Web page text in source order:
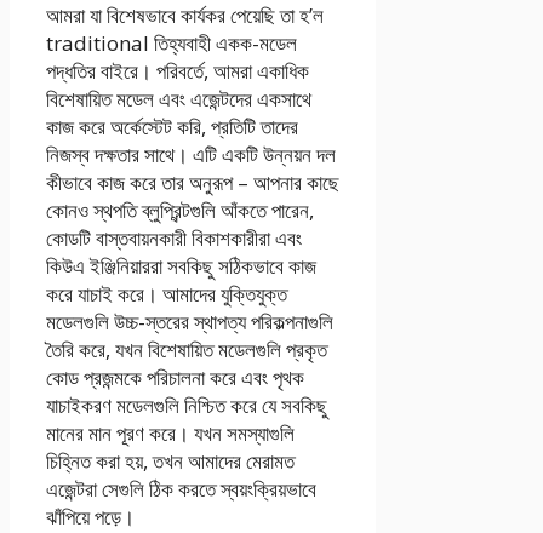
আমরা যা বিশেষভাবে কার্যকর পেয়েছি তা হ’ল
traditional তিহ্যবাহী একক-মডেল
পদ্ধতির বাইরে। পরিবর্তে, আমরা একাধিক
বিশেষায়িত মডেল এবং এজেন্টদের একসাথে
কাজ করে অর্কেস্টেট করি, প্রতিটি তাদের
নিজস্ব দক্ষতার সাথে। এটি একটি উন্নয়ন দল
কীভাবে কাজ করে তার অনুরূপ – আপনার কাছে
কোনও স্থপতি ব্লুপ্রিন্টগুলি আঁকতে পারেন,
কোডটি বাস্তবায়নকারী বিকাশকারীরা এবং
কিউএ ইঞ্জিনিয়াররা সবকিছু সঠিকভাবে কাজ
করে যাচাই করে। আমাদের যুক্তিযুক্ত
মডেলগুলি উচ্চ-স্তরের স্থাপত্য পরিকল্পনাগুলি
তৈরি করে, যখন বিশেষায়িত মডেলগুলি প্রকৃত
কোড প্রজন্মকে পরিচালনা করে এবং পৃথক
যাচাইকরণ মডেলগুলি নিশ্চিত করে যে সবকিছু
মানের মান পূরণ করে। যখন সমস্যাগুলি
চিহ্নিত করা হয়, তখন আমাদের মেরামত
এজেন্টরা সেগুলি ঠিক করতে স্বয়ংক্রিয়ভাবে
ঝাঁপিয়ে পড়ে।